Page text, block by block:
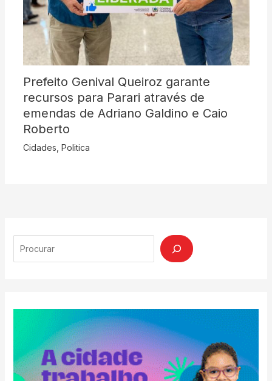
Prefeito Genival Queiroz garante
recursos para Parari através de
emendas de Adriano Galdino e Caio
Roberto
Cidades Politica